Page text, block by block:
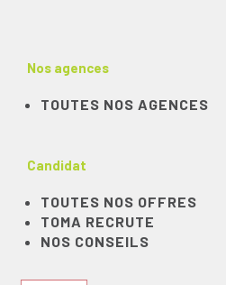
Nos agences
TOUTES NOS AGENCES
Candidat
TOUTES NOS OFFRES
TOMA RECRUTE
NOS CONSEILS